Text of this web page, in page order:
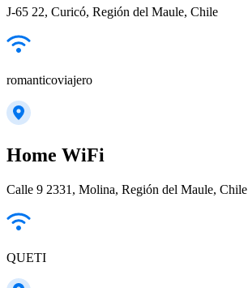
J-65 22, Curicó, Región del Maule, Chile
romanticoviajero
Home WiFi
Calle 9 2331, Molina, Región del Maule, Chile
QUETI